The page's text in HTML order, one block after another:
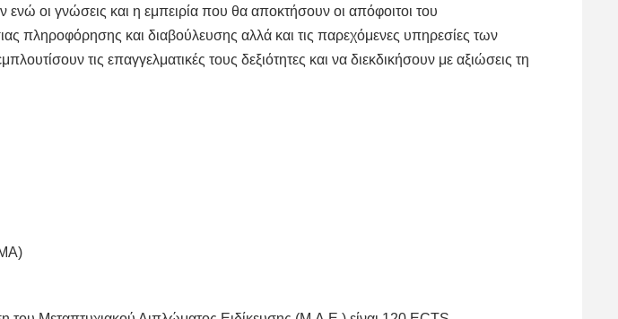
οι γνώσεις και η εμπειρία που θα αποκτήσουν οι απόφοιτοι του
πληροφόρησης και διαβούλευσης αλλά και τις παρεχόμενες υπηρεσίες των
τις επαγγελματικές τους δεξιότητες και να διεκδικήσουν με αξιώσεις τη